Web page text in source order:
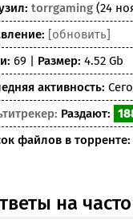
torrgaming (24
[обновить]
69 | Размер: 4.52 Gb
активность:
Раздают:
файлов в торренте:
на